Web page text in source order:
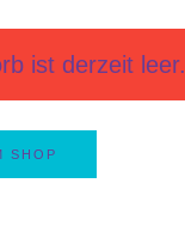
ist derzeit leer.
SHOP